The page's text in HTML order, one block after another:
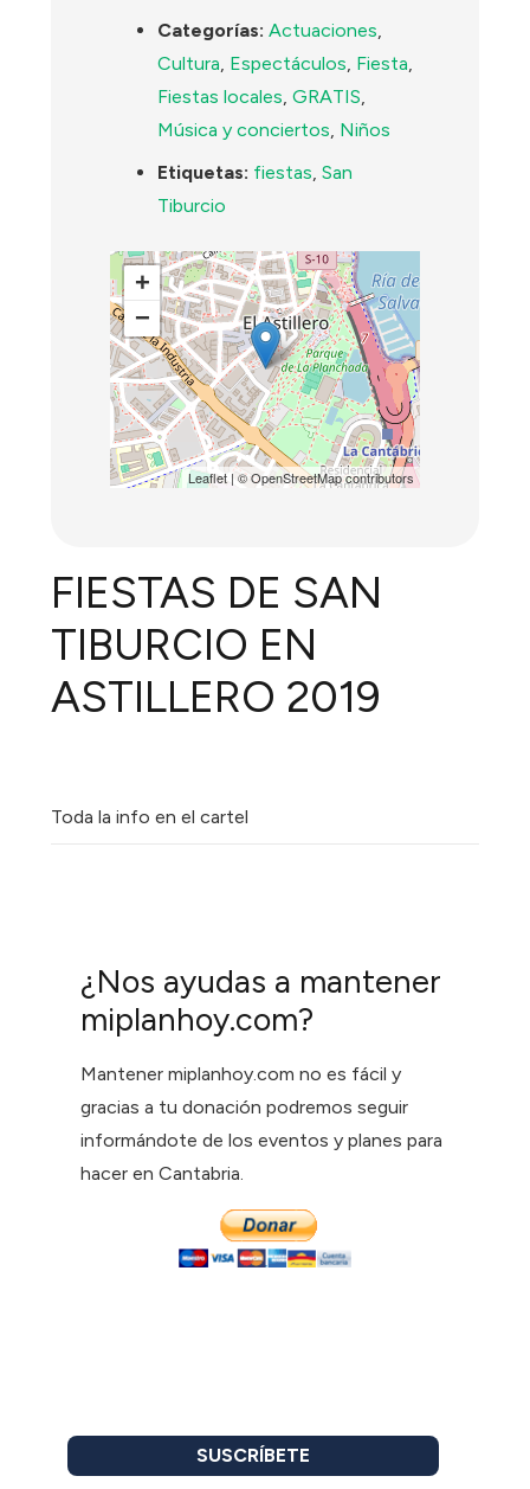
Categorías: Actuaciones,
Cultura, Espectáculos, Fiesta,
Fiestas locales,GRATIS,
Música y conciertos, Niños
Etiquetas: fiestas,San
Tiburcio
+
−
Leaflet| ©OpenStreetMapcontributors
FIESTAS DE SAN
TIBURCIO EN
ASTILLERO 2019
Toda la info en el cartel
¿Nos ayudas a mantener
miplanhoy.com?
Mantener miplanhoy.com no es fácil y
gracias a tu donación podremos seguir
informándote de los eventos y planes para
hacer en Cantabria.
SUSCRÍBETE